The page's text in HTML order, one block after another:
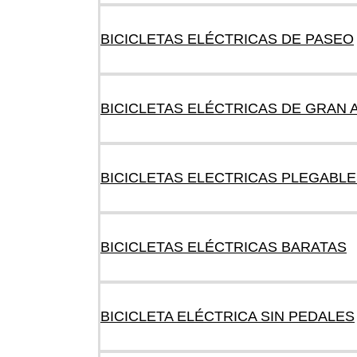
BICICLETAS ELÉCTRICAS DE PASEO
BICICLETAS ELÉCTRICAS DE GRAN
BICICLETAS ELECTRICAS
BICICLETAS ELÉCTRICAS BARATAS
BICICLETA ELÉCTRICA SIN PEDALES